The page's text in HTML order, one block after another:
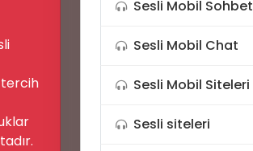
tercih
Sesli Mobil Sohbet
Sesli Mobil Chat
Sesli Mobil Siteleri
Sesli siteleri